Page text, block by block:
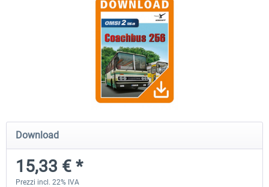
OMSI 2 Add-on Valiant Citybus 7700
Hybrid
12,29 € *
OMSI 2 Add-on IVECO Bus
Download
15,33 € *
Prezzi incl. 22% IVA